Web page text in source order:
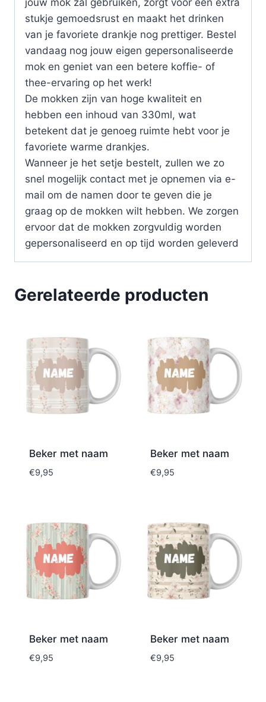
stukje gemoedsrust en maakt het drinken
van je favoriete drankje nog prettiger. Bestel
vandaag nog jouw eigen gepersonaliseerde
mok en geniet van een betere koffie- of
thee-ervaring op het werk!
De mokken zijn van hoge kwaliteit en
hebben een inhoud van 330ml, wat
betekent dat je genoeg ruimte hebt voor je
favoriete warme drankjes.
Wanneer je het setje bestelt, zullen we zo
snel mogelijk contact met je opnemen via e-
mail om de namen door te geven die je
graag op de mokken wilt hebben. We zorgen
ervoor dat de mokken zorgvuldig worden
gepersonaliseerd en op tijd worden geleverd
Gerelateerde producten
Beker met naam
€9,95
Beker met naam
€9,95
Beker met naam
€9,95
Beker met naam
€9,95